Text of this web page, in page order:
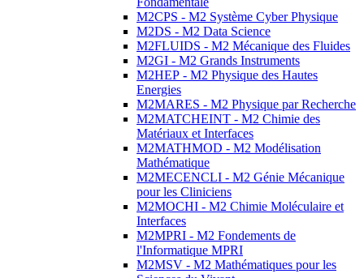
M2CPS - M2 Système Cyber Physique
M2DS - M2 Data Science
M2FLUIDS - M2 Mécanique des Fluides
M2GI - M2 Grands Instruments
M2HEP - M2 Physique des Hautes
Energies
M2MARES - M2 Physique par Recherche
M2MATCHEINT - M2 Chimie des
Matériaux et Interfaces
M2MATHMOD - M2 Modélisation
Mathématique
M2MECENCLI - M2 Génie Mécanique
pour les Cliniciens
M2MOCHI - M2 Chimie Moléculaire et
Interfaces
M2MPRI - M2 Fondements de
l'Informatique MPRI
M2MSV - M2 Mathématiques pour les